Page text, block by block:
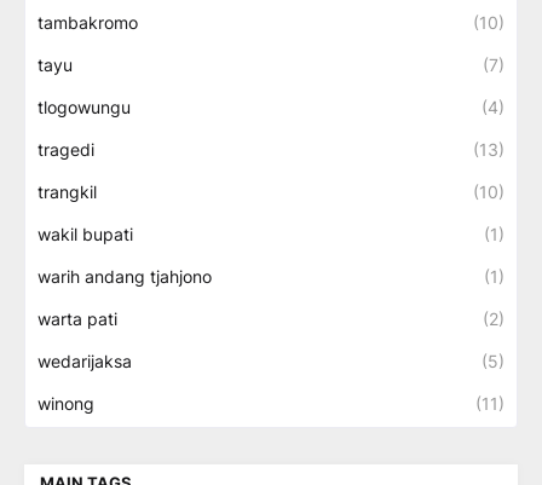
tambakromo (10)
tayu (7)
tlogowungu (4)
tragedi (13)
trangkil (10)
wakil bupati (1)
warih andang tjahjono (1)
warta pati (2)
wedarijaksa (5)
winong (11)